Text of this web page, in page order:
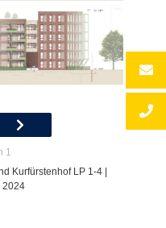
1
Kurfürstenhof LP 1-4 |
2024